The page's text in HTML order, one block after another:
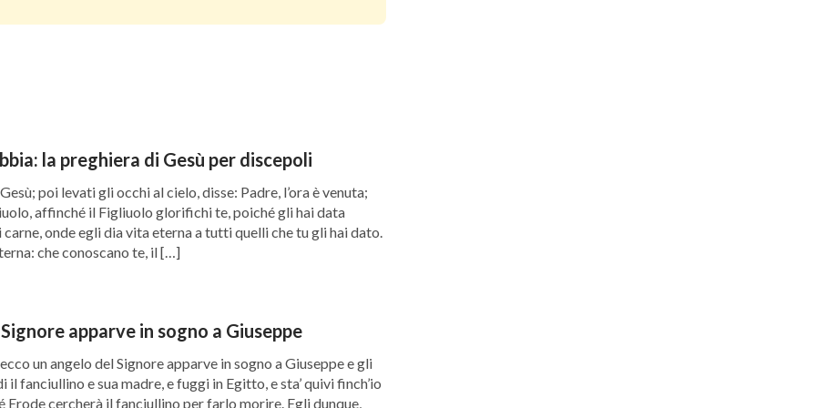
profetizzarono, ma non continuarono.
erano usciti per andare alla tenda; e
la cosa a Mosè, e disse: ‘Eldad e
figliuolo di Nun, servo di Mosè dalla sua
glielo permettere!’ Ma Mosè gli rispose: ‘Sei
popolo dell’Eterno, e volesse l’Eterno
campo, insieme con gli anziani d’Israele.
delle quaglie dalla parte del mare, e le fe’
la preghiera di Gesù per discepoli
poi levati gli occhi al cielo, disse: Padre, l’ora è venuta;
affinché il Figliuolo glorifichi te, poiché gli hai data
onde egli dia vita eterna a tutti quelli che tu gli hai dato.
che conoscano te, il […]
apparve in sogno a Giuseppe
un angelo del Signore apparve in sogno a Giuseppe e gli
il fanciullino e sua madre, e fuggi in Egitto, e sta’ quivi finch’io
Erode cercherà il fanciullino per farlo morire. Egli dunque,